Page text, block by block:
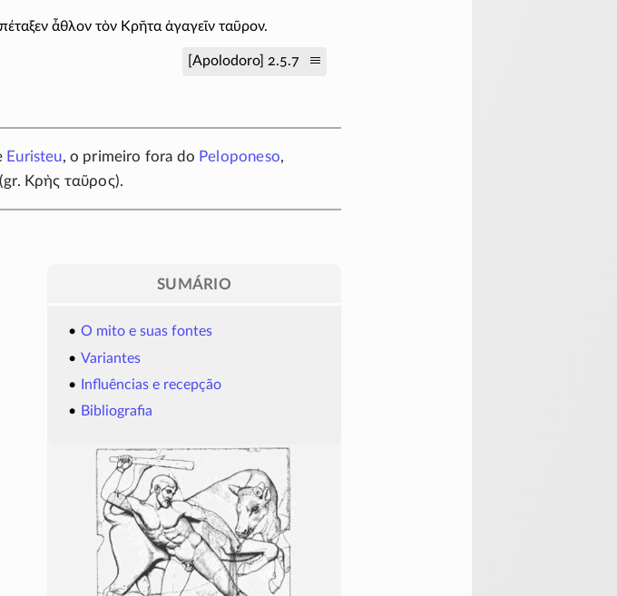
ἆθλον τὸν Κρῆτα ἀγαγεῖν ταῦρον.
[Apolodoro] 2.5.7
Euristeu, o primeiro fora do Peloponeso,
Κρὴς ταῦρος).
SUMÁRIO
O mito e suas fontes
Variantes
Influências e recepção
Bibliografia